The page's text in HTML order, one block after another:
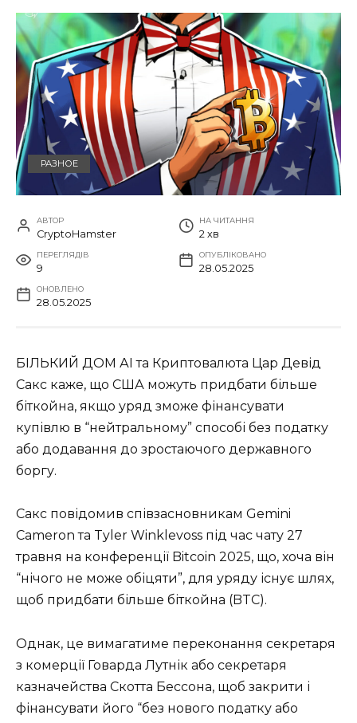
РАЗНОЕ
АВТОР
CryptoHamster
НА ЧИТАННЯ
2 хв
ПЕРЕГЛЯДІВ
9
ОПУБЛІКОВАНО
28.05.2025
ОНОВЛЕНО
28.05.2025
БІЛЬКИЙ ДОМ АІ та Криптовалюта Цар Девід
Сакс каже, що США можуть придбати більше
біткойна, якщо уряд зможе фінансувати
купівлю в “нейтральному” способі без податку
або додавання до зростаючого державного
боргу.
Сакс повідомив співзасновникам Gemini
Cameron та Tyler Winklevoss під час чату 27
травня на конференції Bitcoin 2025, що, хоча він
“нічого не може обіцяти”, для уряду існує шлях,
щоб придбати більше біткойна (BTC).
Однак, це вимагатиме переконання секретаря
з комерції Говарда Лутнік або секретаря
казначейства Скотта Бессона, щоб закрити і
фінансувати його “без нового податку або